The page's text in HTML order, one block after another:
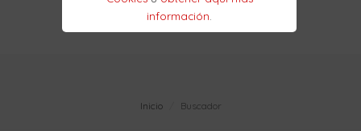
información.
Inicio Buscador